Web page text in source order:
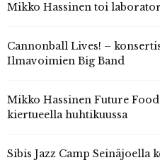
Mikko Hassinen toi
Cannonball Lives! –
Ilmavoimien Big Band
Mikko Hassinen Future
kiertueella huhtikuussa
Sibis Jazz Camp Seinäjoella